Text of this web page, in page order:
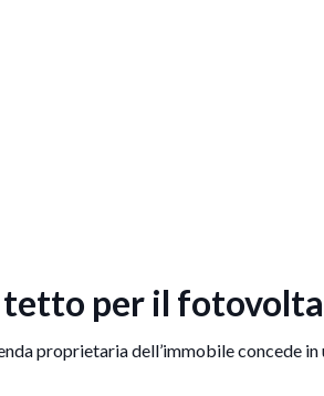
per il
proprietaria dell’immobile concede